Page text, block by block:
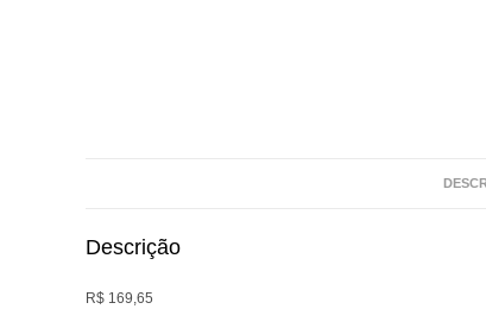
Descrição
R$ 169,65